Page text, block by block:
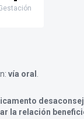
vía oral
la relación